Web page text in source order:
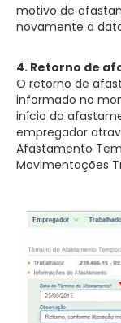
motivo de
novamente a
4. Retorno de
O retorno de
informado no
início do
empregador
Afastamento
Movimentações